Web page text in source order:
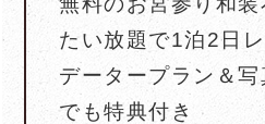
たい放題で1泊2日
データープラン＆
でも特典付き